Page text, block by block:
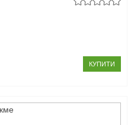
КУПИТИ